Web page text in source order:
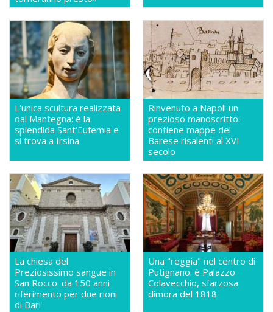
L'unica scultura realizzata
dal Mantegna: è la
splendida Sant'Eufemia e
si trova a Irsina
Rinvenuto a Napoli un
prezioso manoscritto:
contiene mappe del
Barese risalenti al XVI
secolo
La chiesa del
Preziosissimo sangue in
San Rocco: da 150 anni
riferimento per due rioni
di Bari
Una "reggia" nel centro di
Putignano: è Palazzo
Colavecchio, sfarzosa
dimora del 1818